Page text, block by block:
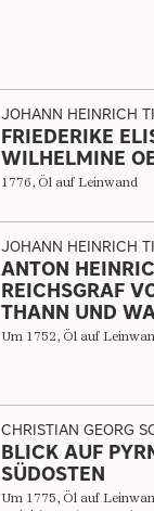
JOHANN HEINRICH
FRIEDERIKE
WILHELMINE
1776, Öl auf Leinwand
JOHANN HEINRICH
ANTON
REICHSGRAF
THANN UND
Um 1752, Öl auf
CHRISTIAN GEORG
BLICK AUF
SÜDOSTEN
Um 1775, Öl auf